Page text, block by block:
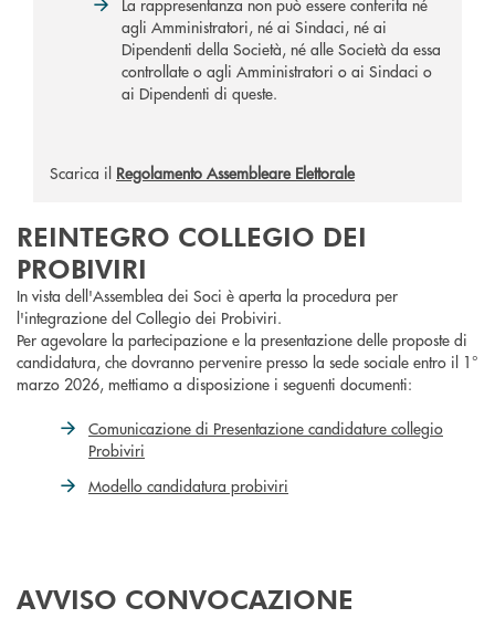
La rappresentanza non può essere conferita né
agli Amministratori, né ai Sindaci, né ai
Dipendenti della Società, né alle Società da essa
controllate o agli Amministratori o ai Sindaci o
ai Dipendenti di queste.
Scarica il Regolamento Assembleare Elettorale
REINTEGRO COLLEGIO DEI
PROBIVIRI
In vista dell'Assemblea dei Soci è aperta la procedura per
l'integrazione del Collegio dei Probiviri.
Per agevolare la partecipazione e la presentazione delle proposte di
candidatura, che dovranno pervenire presso la sede sociale entro il 1°
marzo 2026, mettiamo a disposizione i seguenti documenti:
Comunicazione di Presentazione candidature collegio
Probiviri
Modello candidatura probiviri
AVVISO CONVOCAZIONE